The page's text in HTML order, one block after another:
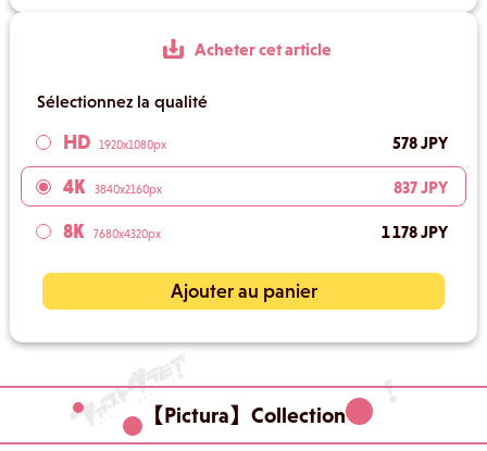
Acheter cet article
Sélectionnez la qualité
HD 1920x1080px 578 JPY
4K 3840x2160px 837 JPY
8K 7680x4320px 1 178 JPY
Ajouter au panier
【Pictura】Collection